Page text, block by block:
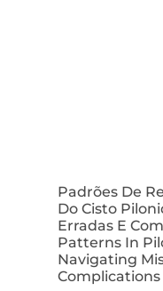
Padrões De
Do Cisto
Erradas E
Patterns In
Navigating
Complications